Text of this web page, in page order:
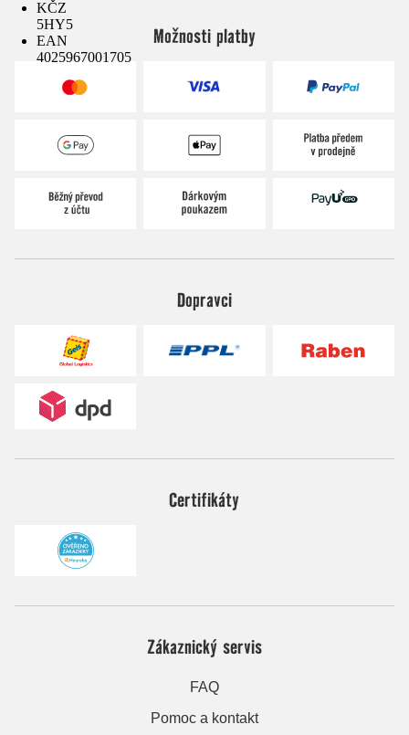
KČZ
5HY5
EAN
4025967001705
Možnosti platby
Dopravci
Certifikáty
Zákaznický servis
FAQ
Pomoc a kontakt